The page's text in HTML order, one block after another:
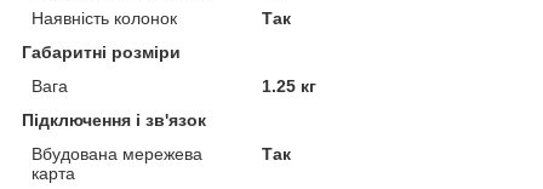
Наявність колонок
Так
Габаритні розміри
Вага
1.25 кг
Підключення і зв'язок
Вбудована мережева
карта
Так